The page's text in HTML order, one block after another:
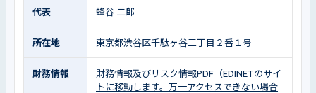
代表 蜂谷 二郎
所在地 東京都渋谷区千駄ヶ谷三丁目２番１号
財務情報
財務情報及びリスク情報PDF（EDINETのサイ
トに移動します。万一アクセスできない場合